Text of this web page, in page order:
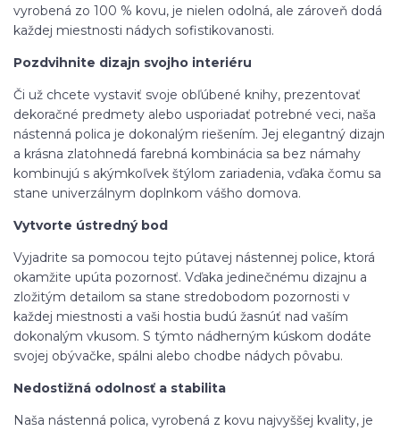
vyrobená zo 100 % kovu, je nielen odolná, ale zároveň dodá
každej miestnosti nádych sofistikovanosti.
Pozdvihnite dizajn svojho interiéru
Či už chcete vystaviť svoje obľúbené knihy, prezentovať
dekoračné predmety alebo usporiadať potrebné veci, naša
nástenná polica je dokonalým riešením. Jej elegantný dizajn
a krásna zlatohnedá farebná kombinácia sa bez námahy
kombinujú s akýmkoľvek štýlom zariadenia, vďaka čomu sa
stane univerzálnym doplnkom vášho domova.
Vytvorte ústredný bod
Vyjadrite sa pomocou tejto pútavej nástennej police, ktorá
okamžite upúta pozornosť. Vďaka jedinečnému dizajnu a
zložitým detailom sa stane stredobodom pozornosti v
každej miestnosti a vaši hostia budú žasnúť nad vaším
dokonalým vkusom. S týmto nádherným kúskom dodáte
svojej obývačke, spálni alebo chodbe nádych pôvabu.
Nedostižná odolnosť a stabilita
Naša nástenná polica, vyrobená z kovu najvyššej kvality, je